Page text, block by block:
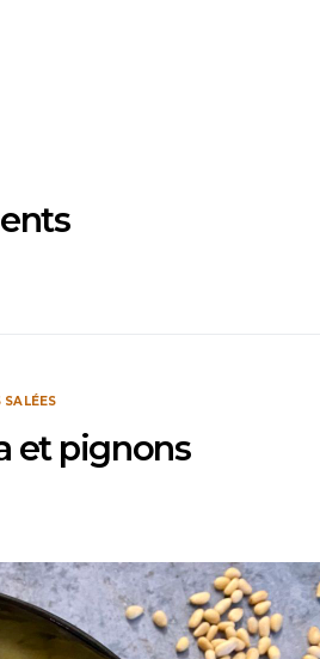
SALÉES
et pignons